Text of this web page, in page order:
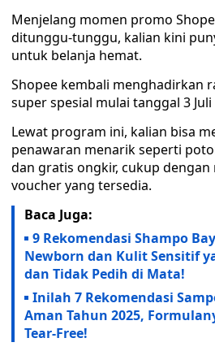
Menjelang momen promo
ditunggu-tunggu, kalian kini
untuk belanja hemat.
Shopee kembali menghadirkan
super spesial mulai tanggal 3 Juli
Lewat program ini, kalian bisa
penawaran menarik seperti
dan gratis ongkir, cukup
voucher yang tersedia.
Baca Juga:
9 Rekomendasi Shampo
Newborn dan Kulit Sensitif
dan Tidak Pedih di Mata!
Inilah 7 Rekomendasi
Aman Tahun 2025,
Tear-Free!